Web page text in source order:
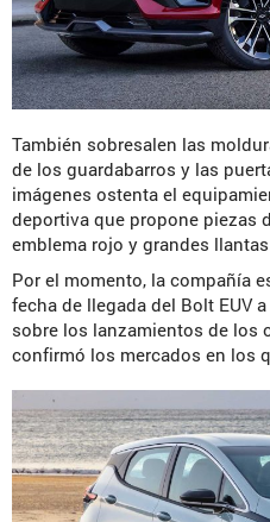
También sobresalen las
de los guardabarros y las
imágenes ostenta el
deportiva que propone piezas
emblema rojo y grandes
Por el momento, la compañía
fecha de llegada del Bolt EUV
sobre los lanzamientos de los
confirmó los mercados en los